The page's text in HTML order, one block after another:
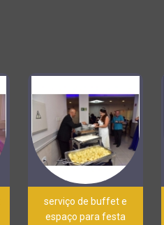
serviço de buffet e
espaço para festa